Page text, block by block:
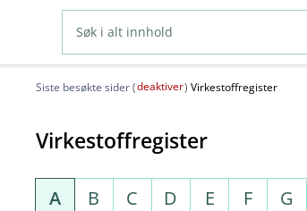
Siste besøkte sider (deaktiver) Virkestoffregister
Virkestoffregister
A B C D E F G